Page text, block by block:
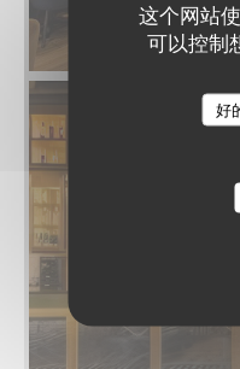
这个网站
可以控制
好